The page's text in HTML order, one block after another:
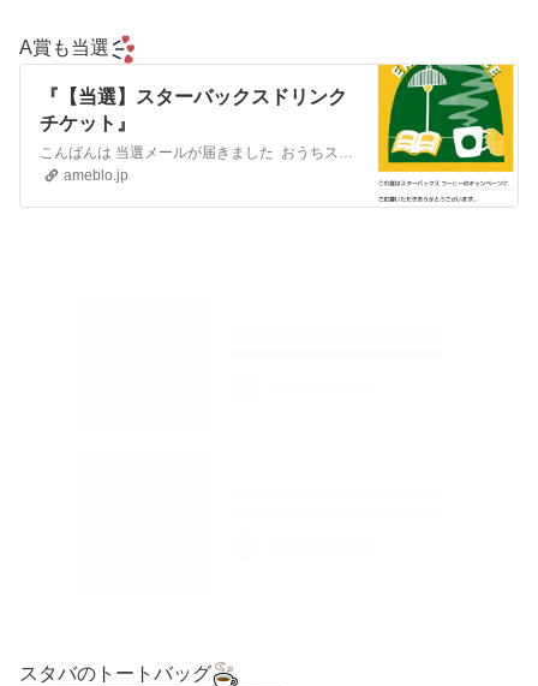
A賞も当選
『【当選】スターバックスドリンク
チケット』
ameblo.jp
スタバのトートバッグ